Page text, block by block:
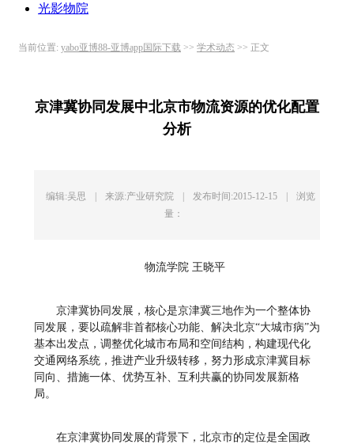
光影物院
当前位置: yabo亚博88-亚博app国际下载 >> 学术动态 >> 正文
京津冀协同发展中北京市物流资源的优化配置
分析
编辑:吴思 | 来源:产业研究院 | 发布时间:2015-12-15 |
浏览
量：
物流学院 王晓平
京津冀协同发展，核心是京津冀三地作为一个整体协
同发展，要以疏解非首都核心功能、解决北京“大城市病”为
基本出发点，调整优化城市布局和空间结构，构建现代化
交通网络系统，推进产业升级转移，努力形成京津冀目标
同向、措施一体、优势互补、互利共赢的协同发展新格
局。
在京津冀协同发展的背景下，北京市的定位是全国政